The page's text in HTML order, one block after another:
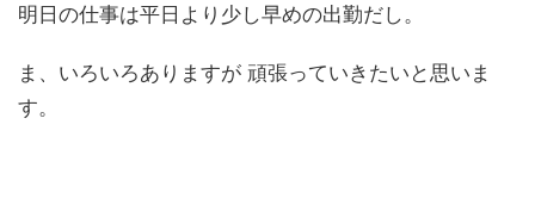
明日の仕事は平日より少し早めの出勤だし。
ま、いろいろありますが 頑張っていきたいと思いま
す。